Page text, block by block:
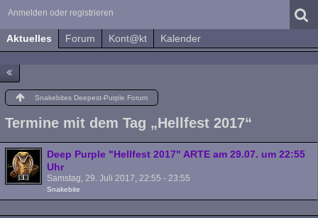
Anmelden oder registrieren
Aktuelles Forum Kont@kt Kalender
Snakebites Deepest-Purple Forum
Termine mit dem Tag „Hellfest 2017“
Deep Purple "Hellfest 2017" ARTE am 29.07. um 22:55
Uhr
Samstag, 29. Juli 2017, 22:55 - 23:55
Snakebite